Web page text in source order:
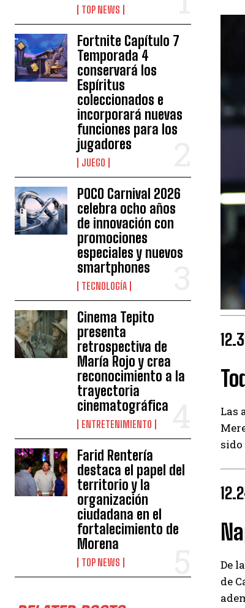
TOP NEWS
Fortnite Capítulo 7
Temporada 4
conservará los
Espíritus
coleccionados e
incorporará nuevas
funciones para los
jugadores
JUEGO
POCO Carnival 2026
celebra ocho años
de innovación con
promociones
especiales y nuevos
smartphones
TECNOLOGÍA
Cinema Tepito
presenta
retrospectiva de
María Rojo y crea
reconocimiento a la
trayectoria
cinematográfica
ENTRETENIMIENTO
Farid Rentería
destaca el papel del
territorio y la
organización
ciudadana en el
fortalecimiento de
Morena
TOP NEWS
Las
De
de